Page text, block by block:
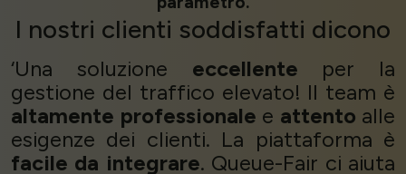
I nostri clienti soddisfatti dicono
‘Una soluzione eccellente per la
gestione del traffico elevato! Il team è
altamente professionale e attento alle
esigenze dei clienti. La piattaforma è
facile da integrare. Queue-Fair ci aiuta